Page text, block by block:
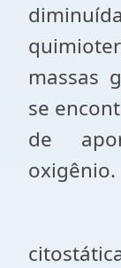
massas
se
de
oxigênio.
A